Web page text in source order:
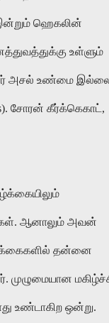
ஹெகலின்
உள்ளும்
அசல் உண்மை
சோரன் கீர்க்கெகாட்,
ஆனாலும் அவன்
தன்னை
உண்டாகிற ஒன்று.